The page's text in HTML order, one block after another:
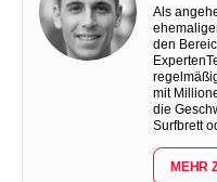
Als
den
mit
die
Surfbrett
MEHR